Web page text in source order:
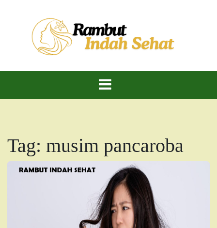
Rambut Indah
Dan Sehat
Berkilau!
Tag: musim pancaroba